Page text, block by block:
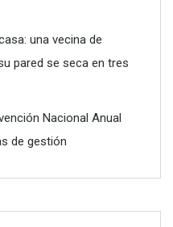
una vecina de
pared se seca en tres
Nacional Anual
de gestión